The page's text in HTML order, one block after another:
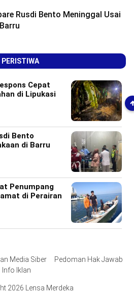
Rusdi Bento Meninggal Usai
PERISTIWA
Cepat
di Lipukasi
Bento
di Barru
Penumpang
di Perairan
Media Siber
Pedoman Hak Jawab
Info Iklan
2026 Lensa Merdeka